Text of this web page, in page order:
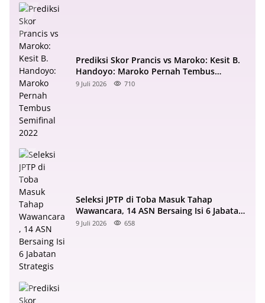
Prediksi Skor Prancis vs Maroko: Kesit B.
Handoyo: Maroko Pernah Tembus
Semifinal 2022
9 Juli 2026 710
Seleksi JPTP di Toba Masuk Tahap
Wawancara, 14 ASN Bersaing Isi 6 Jabatan
Strategis
9 Juli 2026 658